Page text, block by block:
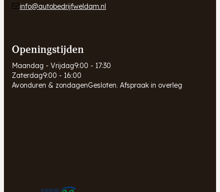
info@autobedrijfweldam.nl
Openingstijden
Maandag - Vrijdag9:00 - 17:30
Zaterdag9:00 - 16:00
Avonduren & zondagenGesloten. Afspraak in overleg